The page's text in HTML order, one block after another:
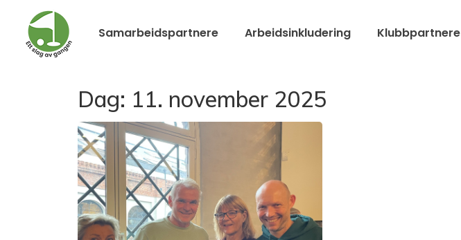
Samarbeidspartnere Arbeidsinkludering Klubbpartnere
Dag: 11. november 2025